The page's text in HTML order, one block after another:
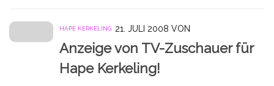
HAPE KERKELING 21. JULI 2008 VON
Anzeige von TV-Zuschauer für
Hape Kerkeling!